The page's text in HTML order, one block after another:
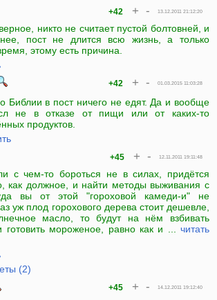
13.12.2011 21:12:20
+42 + -
никто не считает пустой болтовней, и
пост не длится всю жизнь, а только
этому есть причина.
01.03.2015 11:03:28
+42 + -
Библии в пост ничего не едят. Да и вообще
не в отказе от пищи или от каких-то
продуктов.
12.11.2011 19:11:48
+45 + -
с чем-то бороться не в силах, придётся
как должное, и найти методы выживания с
вы от этой "гороховой камеди-и" не
уж плод горохового дерева стоит дешевле,
масло, то будут на нём взбивать
готовить мороженое, равно как и ... читать
(2)
14.12.2011 19:12:40
+45 + -